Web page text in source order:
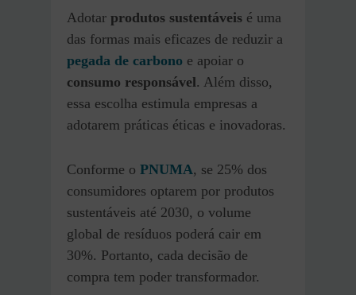
Adotar produtos sustentáveis é uma
das formas mais eficazes de reduzir a
pegada de carbono e apoiar o
consumo responsável. Além disso,
essa escolha estimula empresas a
adotarem práticas éticas e inovadoras.
Conforme o PNUMA, se 25% dos
consumidores optarem por produtos
sustentáveis até 2030, o volume
global de resíduos poderá cair em
30%. Portanto, cada decisão de
compra tem poder transformador.